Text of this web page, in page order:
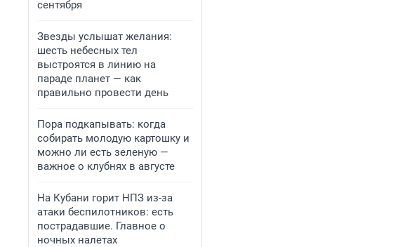
сентября
Звезды услышат желания:
шесть небесных тел
выстроятся в линию на
параде планет — как
правильно провести день
Пора подкапывать: когда
собирать молодую картошку и
можно ли есть зеленую —
важное о клубнях в августе
На Кубани горит НПЗ из-за
атаки беспилотников: есть
пострадавшие. Главное о
ночных налетах